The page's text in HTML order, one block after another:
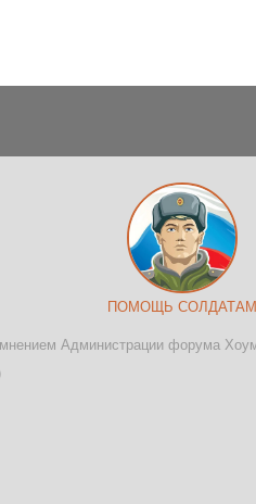
ПОМОЩЬ СОЛДАТАМ
Администрации форума